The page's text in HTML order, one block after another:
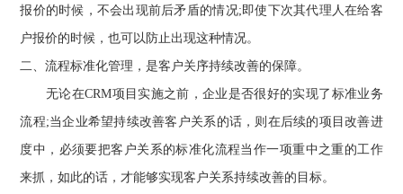
报价的时候，不会出现前后矛盾的情况; 即使下次其代理人在给客
户报价的时候，也可以防止出现这种情况。
二、流程标准化管理，是客户关序持续改善的保障。
无论在CRM项目实施之前，企业是否很好的实现了标准业务
流程;当企业希望持续改善客户关系的话，则在后续的项目改善进
度中，必须要把客户关系的标准化流程当作一项重中之重的工作
来抓，如此的话，才能够实现客户关系持续改善的目标。